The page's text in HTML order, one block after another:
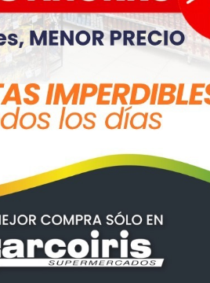
DEPORTES